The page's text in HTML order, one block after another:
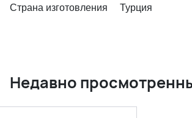
Страна изготовления Турция
Недавно